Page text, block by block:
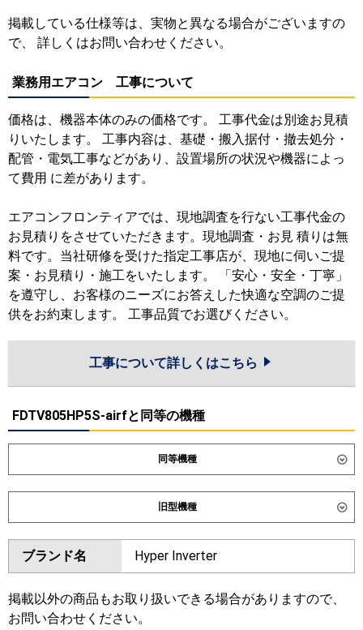
掲載している仕様等は、実物と異なる場合がございますの
で、 詳しくはお問い合わせください。
業務用エアコン 工事について
価格は、機器本体のみの価格です。 工事代金は別途お見積
りいたします。 工事内容は、基礎・搬入据付・撤去処分・
配管・電気工事などがあり、設置場所の状況や機器によっ
て費用 に差があります。
エアコンフロンティアでは、現地調査を行ない工事代金の
お見積りをさせていただきます。現地調査・お見 積りは無
料です。当社研修を受けた指定工事店が、現地に伺いご提
案・お見積り・施工をいたします。 「安心・安全・丁寧」
を遵守し、お客様のニーズにお答えした快適な空調のご提
供をお約束します。 工事品質でお選びください。
工事について詳しくはこちら
FDTV805HP5S-airfと同等の機種
同等機種
ダイキン SZRC80CNTD SZRC80CTD
SZRUC80CTD
東芝 GUHB080111MUB
GUSB08013P1MUB
GUSB08013P1XU
旧型機種
ダイキン SZRC80BYTD SZRC80BYNTD
SZRUC80BYTD
SZRC80BJNTD SZRJC80BJTD
SZRJC80BFTD SDRC80BND
SDRC80BD
ブランド名 Hyper Inverter
掲載以外の商品もお取り扱いできる場合がありますので、
お問い合わせください。